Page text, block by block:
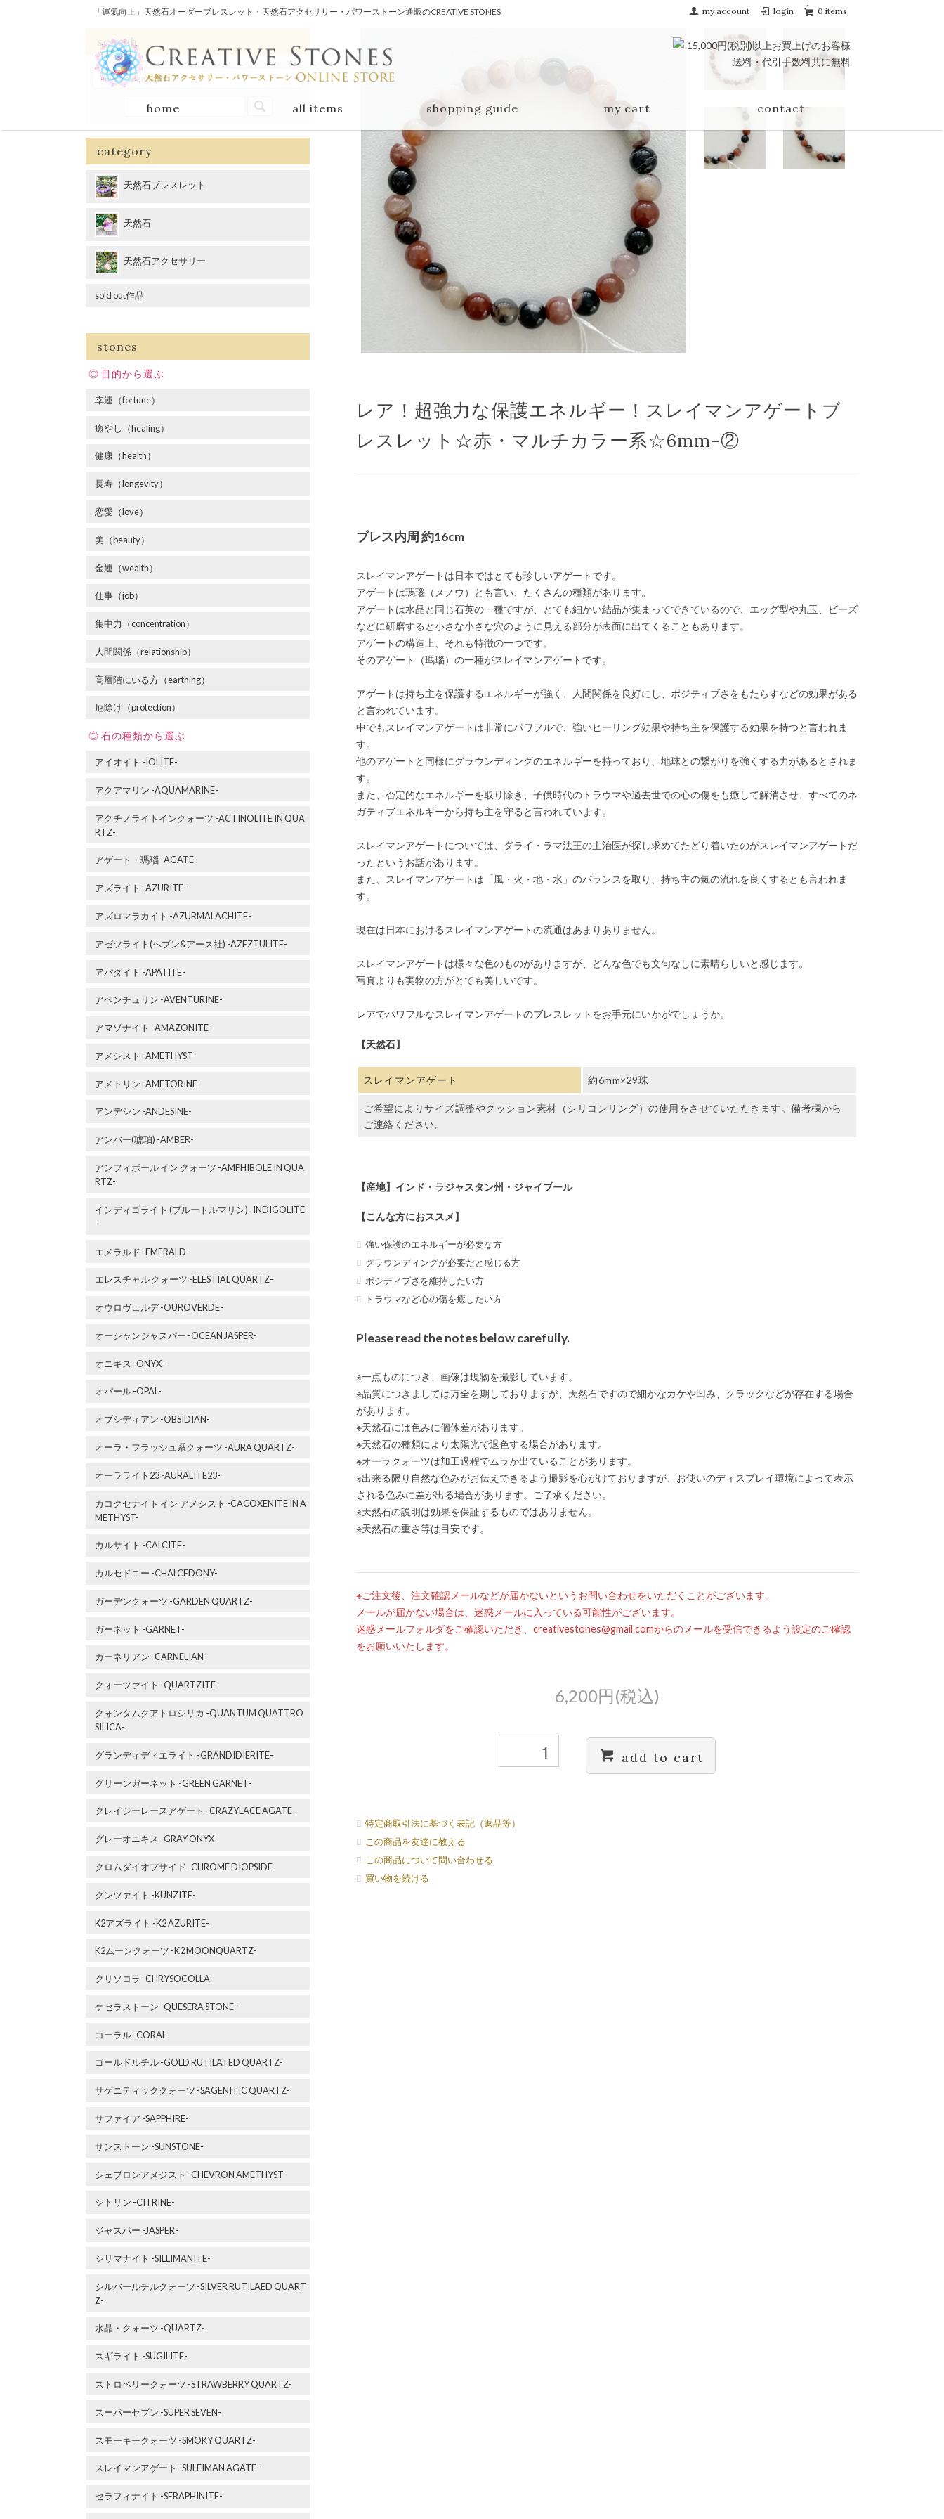
「運氣向上」天然石オーダーブレスレット・天然石アクセサリー・パワーストーン通販のCREATIVE STONES my account login 0 items
home all items shopping guide my cart contact
レア！超強力な保護エネルギー！スレイマンアゲートブ
レスレット☆赤・マルチカラー系☆6mm-②
ブレス内周 約16cm
スレイマンアゲートは日本ではとても珍しいアゲートです。
アゲートは瑪瑙（メノウ）とも言い、たくさんの種類があります。
アゲートは水晶と同じ石英の一種ですが、とても細かい結晶が集まってできているので、エッグ型や丸玉、ビーズ
などに研磨すると小さな小さな穴のように見える部分が表面に出てくることもあります。
アゲートの構造上、それも特徴の一つです。
そのアゲート（瑪瑙）の一種がスレイマンアゲートです。
アゲートは持ち主を保護するエネルギーが強く、人間関係を良好にし、ポジティブさをもたらすなどの効果がある
と言われています。
中でもスレイマンアゲートは非常にパワフルで、強いヒーリング効果や持ち主を保護する効果を持つと言われま
す。
他のアゲートと同様にグラウンディングのエネルギーを持っており、地球との繋がりを強くする力があるとされま
す。
また、否定的なエネルギーを取り除き、子供時代のトラウマや過去世での心の傷をも癒して解消させ、すべてのネ
ガティブエネルギーから持ち主を守ると言われています。
スレイマンアゲートについては、ダライ・ラマ法王の主治医が探し求めてたどり着いたのがスレイマンアゲートだ
ったというお話があります。
また、スレイマンアゲートは「風・火・地・水」のバランスを取り、持ち主の氣の流れを良くするとも言われま
す。
現在は日本におけるスレイマンアゲートの流通はあまりありません。
スレイマンアゲートは様々な色のものがありますが、どんな色でも文句なしに素晴らしいと感じます。
写真よりも実物の方がとても美しいです。
レアでパワフルなスレイマンアゲートのブレスレットをお手元にいかがでしょうか。
【天然石】
スレイマンアゲート 約6mm×29珠
ご希望によりサイズ調整やクッション素材（シリコンリング）の使用をさせていただきます。備考欄から
ご連絡ください。
【産地】インド・ラジャスタン州・ジャイプール
【こんな方におススメ】
強い保護のエネルギーが必要な方
グラウンディングが必要だと感じる方
ポジティブさを維持したい方
トラウマなど心の傷を癒したい方
Please read the notes below carefully.
※一点ものにつき、画像は現物を撮影しています。
※品質につきましては万全を期しておりますが、天然石ですので細かなカケや凹み、クラックなどが存在する場合
があります。
※天然石には色みに個体差があります。
※天然石の種類により太陽光で退色する場合があります。
※オーラクォーツは加工過程でムラが出ていることがあります。
※出来る限り自然な色みがお伝えできるよう撮影を心がけておりますが、お使いのディスプレイ環境によって表示
される色みに差が出る場合があります。ご了承ください。
※天然石の説明は効果を保証するものではありません。
※天然石の重さ等は目安です。
※ご注文後、注文確認メールなどが届かないというお問い合わせをいただくことがございます。
メールが届かない場合は、迷惑メールに入っている可能性がございます。
迷惑メールフォルダをご確認いただき、creativestones@gmail.comからのメールを受信できるよう設定のご確認
をお願いいたします。
6,200円(税込)
add to cart
特定商取引法に基づく表記（返品等）
この商品を友達に教える
この商品について問い合わせる
買い物を続ける
search
category
天然石ブレスレット
天然石
天然石アクセサリー
sold out作品
stones
目的から選ぶ
幸運（fortune）
癒やし（healing）
健康（health）
長寿（longevity）
恋愛（love）
美（beauty）
金運（wealth）
仕事（job）
集中力（concentration）
人間関係（relationship）
高層階にいる方（earthing）
厄除け（protection）
石の種類から選ぶ
アイオイト -IOLITE-
アクアマリン -AQUAMARINE-
アクチノライトインクォーツ -ACTINOLITE IN QUA
RTZ-
アゲート・瑪瑙 -AGATE-
アズライト -AZURITE-
アズロマラカイト -AZURMALACHITE-
アゼツライト(ヘブン&アース社) -AZEZTULITE-
アパタイト -APATITE-
アベンチュリン -AVENTURINE-
アマゾナイト -AMAZONITE-
アメシスト -AMETHYST-
アメトリン -AMETORINE-
アンデシン -ANDESINE-
アンバー(琥珀) -AMBER-
アンフィボール イン クォーツ -AMPHIBOLE IN QUA
RTZ-
インディゴライト (ブルートルマリン) -INDIGOLITE
-
エメラルド -EMERALD-
エレスチャル クォーツ -ELESTIAL QUARTZ-
オウロヴェルデ -OUROVERDE-
オーシャンジャスパー -OCEAN JASPER-
オニキス -ONYX-
オパール -OPAL-
オブシディアン -OBSIDIAN-
オーラ・フラッシュ系クォーツ -AURA QUARTZ-
オーラライト23 -AURALITE23-
カコクセナイト イン アメシスト -CACOXENITE IN A
METHYST-
カルサイト -CALCITE-
カルセドニー -CHALCEDONY-
ガーデンクォーツ -GARDEN QUARTZ-
ガーネット -GARNET-
カーネリアン -CARNELIAN-
クォーツァイト -QUARTZITE-
クォンタムクアトロシリカ -QUANTUM QUATTRO
SILICA-
グランディディエライト -GRANDIDIERITE-
グリーンガーネット -GREEN GARNET-
クレイジーレースアゲート -CRAZYLACE AGATE-
グレーオニキス -GRAY ONYX-
クロムダイオプサイド -CHROME DIOPSIDE-
クンツァイト -KUNZITE-
K2アズライト -K2 AZURITE-
K2ムーンクォーツ -K2 MOONQUARTZ-
クリソコラ -CHRYSOCOLLA-
ケセラストーン -QUESERA STONE-
コーラル -CORAL-
ゴールドルチル -GOLD RUTILATED QUARTZ-
サゲニティッククォーツ -SAGENITIC QUARTZ-
サファイア -SAPPHIRE-
サンストーン -SUNSTONE-
シェブロンアメジスト -CHEVRON AMETHYST-
シトリン -CITRINE-
ジャスパー -JASPER-
シリマナイト -SILLIMANITE-
シルバールチルクォーツ -SILVER RUTILAED QUART
Z-
水晶・クォーツ -QUARTZ-
スギライト -SUGILITE-
ストロベリークォーツ -STRAWBERRY QUARTZ-
スーパーセブン -SUPER SEVEN-
スモーキークォーツ -SMOKY QUARTZ-
スレイマンアゲート -SULEIMAN AGATE-
セラフィナイト -SERAPHINITE-